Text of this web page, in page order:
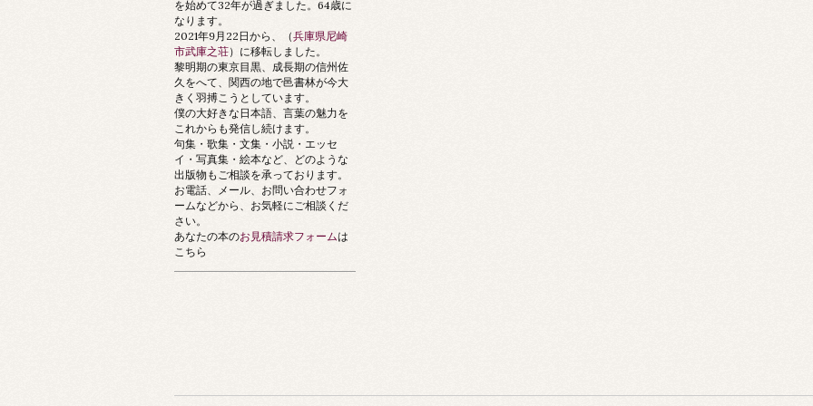
を始めて32年が過ぎました。64歳に
なります。
2021年9月22日から、（兵庫県尼崎
市武庫之荘）に移転しました。
黎明期の東京目黒、成長期の信州佐
久をへて、関西の地で邑書林が今大
きく羽搏こうとしています。
僕の大好きな日本語、言葉の魅力を
これからも発信し続けます。
句集・歌集・文集・小説・エッセ
イ・写真集・絵本など、どのような
出版物もご相談を承っております。
お電話、メール、お問い合わせフォ
ームなどから、お気軽にご相談くだ
さい。
あなたの本のお見積請求フォームは
こちら